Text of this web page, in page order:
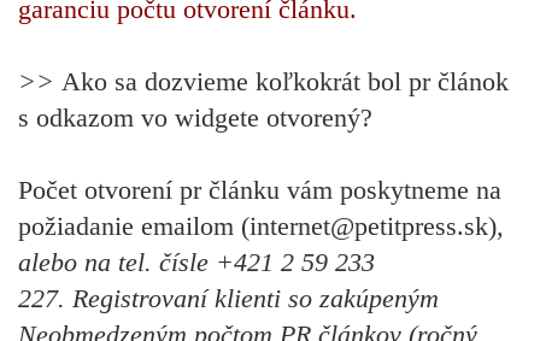
garanciu počtu otvorení článku.
>> Ako sa dozvieme koľkokrát bol pr článok
s odkazom vo widgete otvorený?
Počet otvorení pr článku vám poskytneme na
požiadanie emailom (internet@petitpress.sk),
alebo na tel. čísle +421 2 59 233
227. Registrovaní klienti so zakúpeným
Neobmedzeným počtom PR článkov (ročný